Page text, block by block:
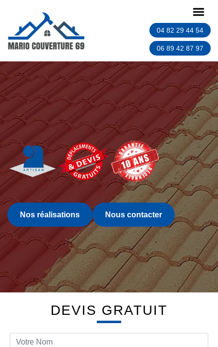
04 82 29 44 54
06 89 42 87 97
Nos réalisations Nous contacter
DEVIS GRATUIT